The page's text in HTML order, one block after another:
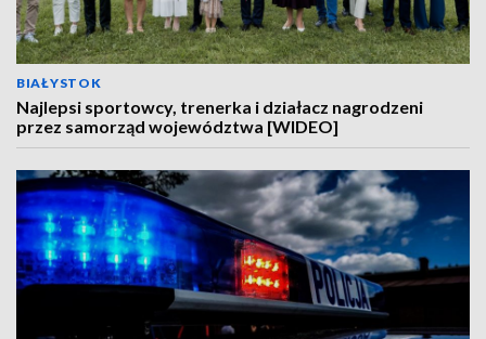
BIAŁYSTOK
Najlepsi sportowcy, trenerka i działacz nagrodzeni
przez samorząd województwa [WIDEO]